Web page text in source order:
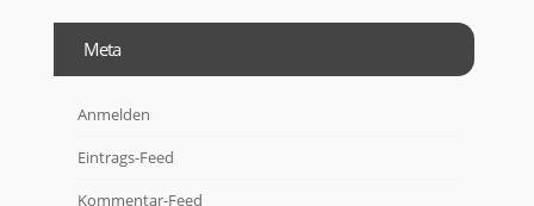
Meta
Anmelden
Eintrags-Feed
Kommentar-Feed